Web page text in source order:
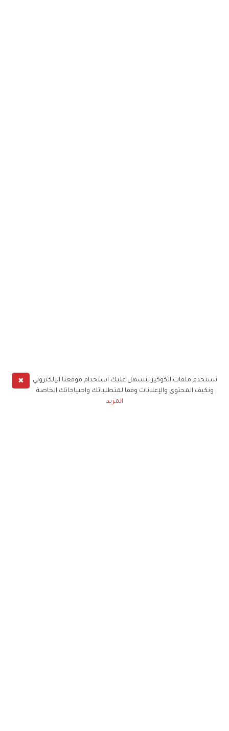
✖
نستخدم ملفات الكوكيز لنسهل عليك استخدام موقعنا الإلكتروني
ونكيف المحتوى والإعلانات وفقا لمتطلباتك واحتياجاتك الخاصة
المزيد